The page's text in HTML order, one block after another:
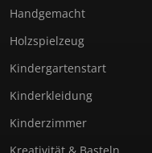
Handgemacht
Holzspielzeug
Kindergartenstart
Kinderkleidung
Kinderzimmer